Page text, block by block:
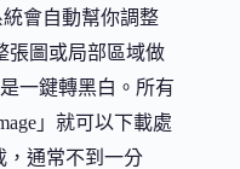
會自動幫你調整
張圖或局部區域做
一鍵轉黑白。所有
」就可以下載處
，通常不到一分